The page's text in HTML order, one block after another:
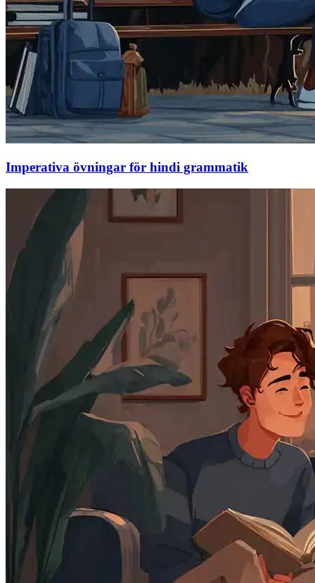
Imperativa övningar för hindi grammatik